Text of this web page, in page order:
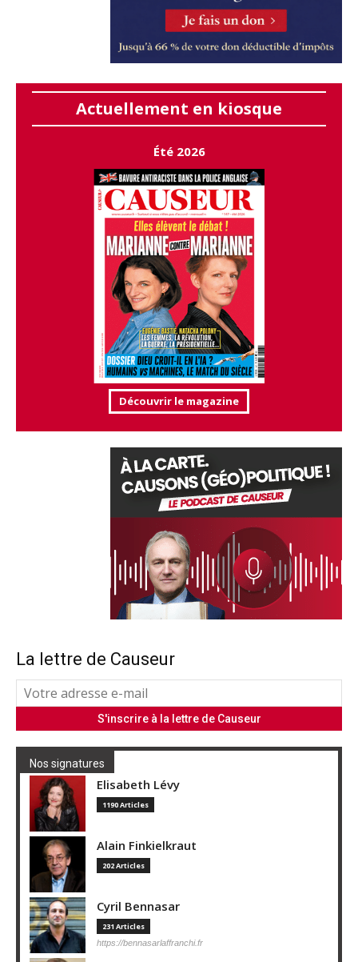
Actuellement en kiosque
Été 2026
Découvrir le magazine
La lettre de Causeur
Nos signatures
Elisabeth Lévy
1190 Articles
Alain Finkielkraut
202 Articles
Cyril Bennasar
231 Articles
https://bennasarlaffranchi.fr